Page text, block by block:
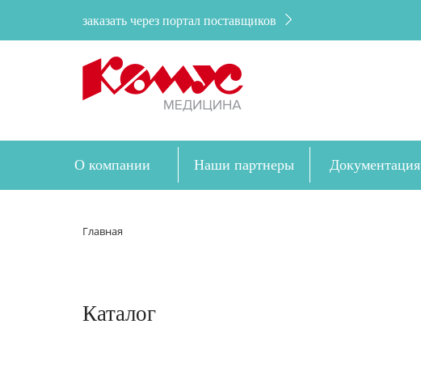
заказать через портал поставщиков
О компании Наши партнеры Документация
Главная
Каталог